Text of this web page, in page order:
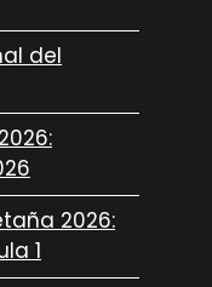
del
2026:
1